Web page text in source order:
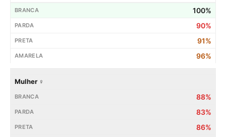
100%
90%
91%
96%
Mulher ♀
88%
83%
86%